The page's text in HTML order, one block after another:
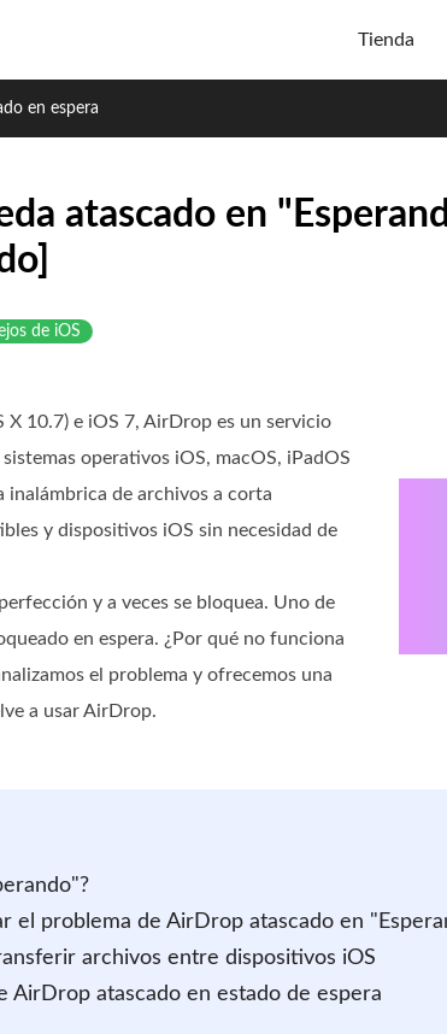
Tienda
en espera
atascado en
de iOS
X 10.7) e iOS 7, AirDrop es un servicio
operativos iOS, macOS, iPadOS
inalámbrica de archivos a corta
y dispositivos iOS sin necesidad de
y a veces se bloquea. Uno de
en espera. ¿Por qué no funciona
el problema y ofrecemos una
a usar AirDrop.
el problema de AirDrop atascado en
archivos entre dispositivos iOS
AirDrop atascado en estado de espera